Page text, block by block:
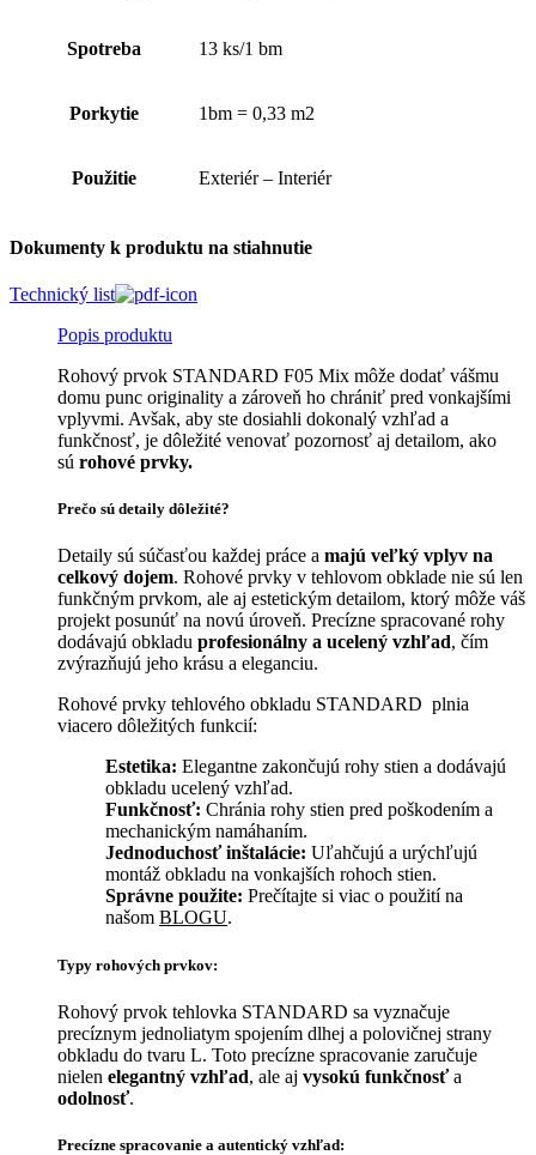
Spotreba 13 ks/1 bm
Porkytie 1bm = 0,33 m2
Použitie Exteriér – Interiér
Dokumenty k produktu na stiahnutie
Technický list
Popis produktu
Rohový prvok STANDARD F05 Mix môže dodať vášmu
domu punc originality a zároveň ho chrániť pred vonkajšími
vplyvmi. Avšak, aby ste dosiahli dokonalý vzhľad a
funkčnosť, je dôležité venovať pozornosť aj detailom, ako
sú rohové prvky.
Prečo sú detaily dôležité?
Detaily sú súčasťou každej práce a majú veľký vplyv na
celkový dojem. Rohové prvky v tehlovom obklade nie sú len
funkčným prvkom, ale aj estetickým detailom, ktorý môže váš
projekt posunúť na novú úroveň. Precízne spracované rohy
dodávajú obkladu profesionálny a ucelený vzhľad, čím
zvýrazňujú jeho krásu a eleganciu.
Rohové prvky tehlového obkladu STANDARD plnia
viacero dôležitých funkcií:
Estetika: Elegantne zakončujú rohy stien a dodávajú
obkladu ucelený vzhľad.
Funkčnosť: Chránia rohy stien pred poškodením a
mechanickým namáhaním.
Jednoduchosť inštalácie: Uľahčujú a urýchľujú
montáž obkladu na vonkajších rohoch stien.
Správne použite: Prečítajte si viac o použití na
našom BLOGU.
Typy rohových prvkov:
Rohový prvok tehlovka STANDARD sa vyznačuje
precíznym jednoliatym spojením dlhej a polovičnej strany
obkladu do tvaru L. Toto precízne spracovanie zaručuje
nielen elegantný vzhľad, ale aj vysokú funkčnosťa
odolnosť.
Precízne spracovanie a autentický vzhľad: